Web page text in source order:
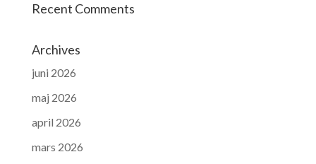
Recent Comments
Archives
juni 2026
maj 2026
april 2026
mars 2026